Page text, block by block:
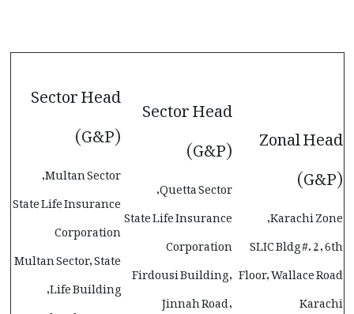
Zonal Head
(G&P)
Karachi Zone,
SLIC Bldg #. 2, 6th
Floor, Wallace Road
Karachi
Sector Head
(G&P)
Quetta Sector,
State Life Insurance
Corporation
Firdousi Building,
Jinnah Road,
Sector Head
(G&P)
Multan Sector,
State Life Insurance
Corporation
Multan Sector, State
Life Building,